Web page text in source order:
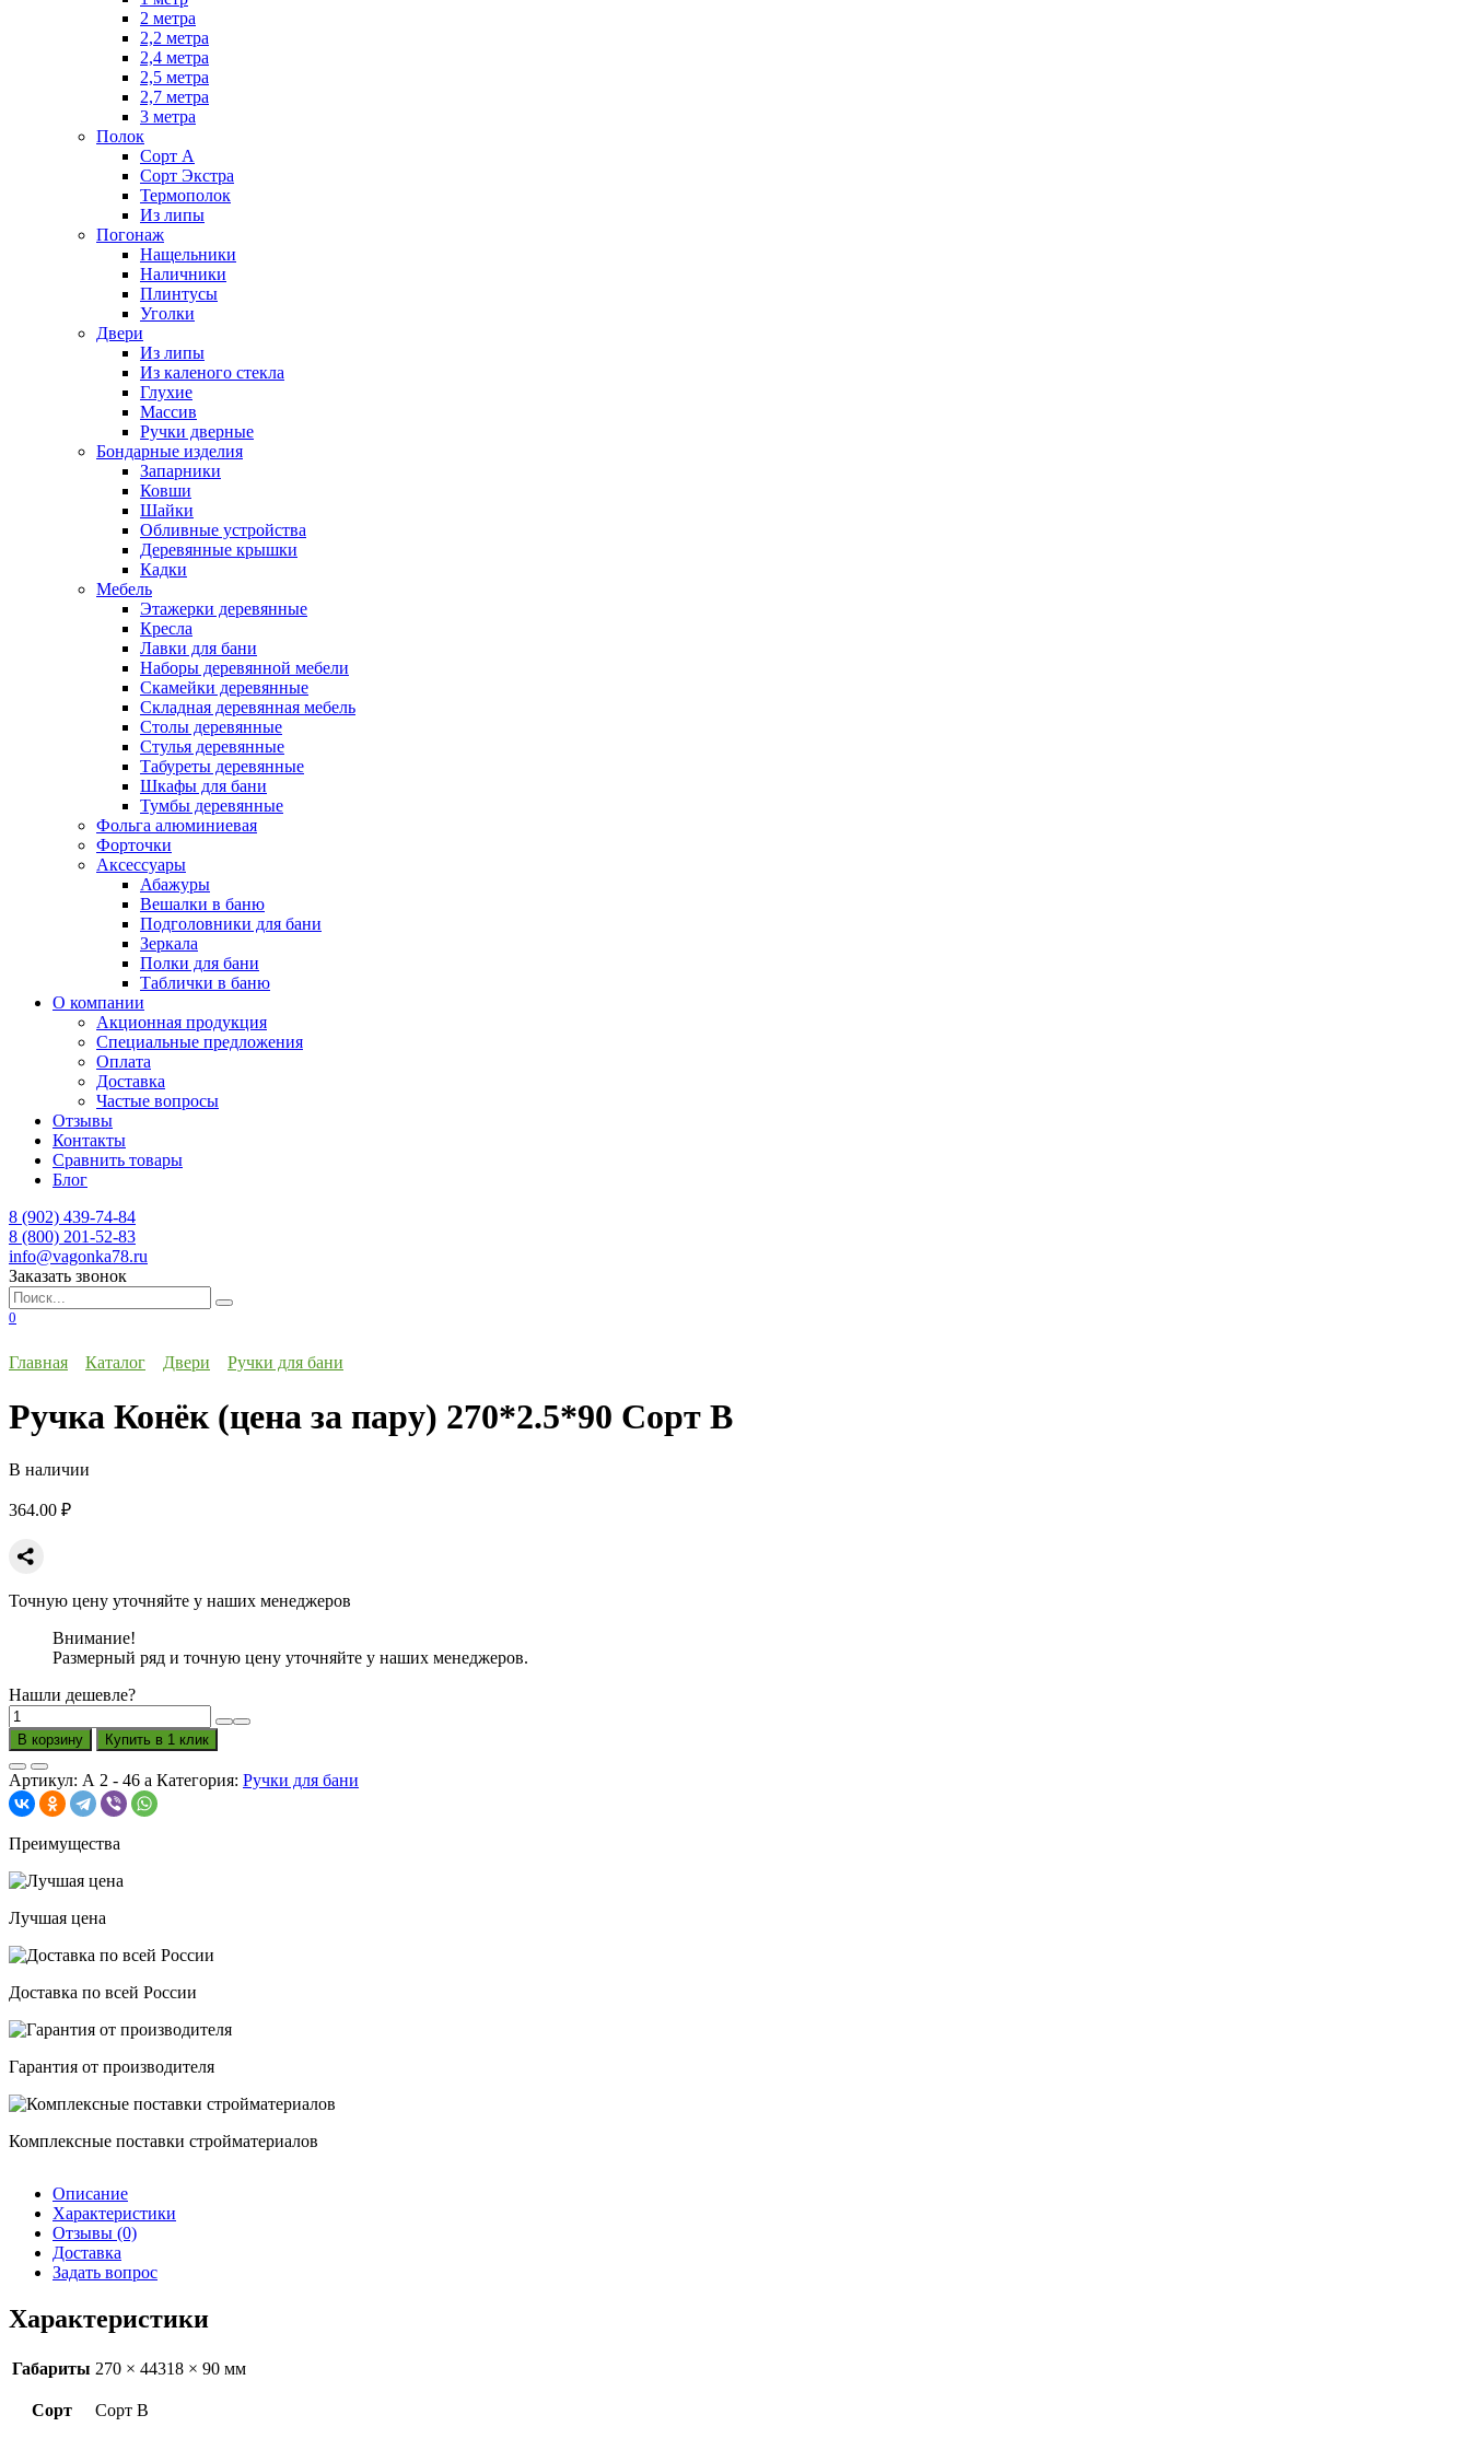
2 метра
2,2 метра
2,4 метра
2,5 метра
2,7 метра
3 метра
Полок
Сорт А
Сорт Экстра
Термополок
Из липы
Погонаж
Нащельники
Наличники
Плинтусы
Уголки
Двери
Из липы
Из каленого стекла
Глухие
Массив
Ручки дверные
Бондарные изделия
Запарники
Ковши
Шайки
Обливные устройства
Деревянные крышки
Кадки
Мебель
Этажерки деревянные
Кресла
Лавки для бани
Наборы деревянной мебели
Скамейки деревянные
Складная деревянная мебель
Столы деревянные
Стулья деревянные
Табуреты деревянные
Шкафы для бани
Тумбы деревянные
Фольга алюминиевая
Форточки
Аксессуары
Абажуры
Вешалки в баню
Подголовники для бани
Зеркала
Полки для бани
Таблички в баню
О компании
Акционная продукция
Специальные предложения
Оплата
Доставка
Частые вопросы
Отзывы
Контакты
Сравнить товары
Блог
8 (902) 439-74-84
8 (800) 201-52-83
info@vagonka78.ru
Заказать звонок
Искать:
0
Главная Каталог Двери Ручки для бани
Ручка Конёк (цена за пару) 270*2.5*90 Сорт В
В наличии
364.00 ₽
Точную цену уточняйте у наших менеджеров
Внимание!
Размерный ряд и точную цену уточняйте у наших менеджеров.
Нашли дешевле?
Количество
товара
Ручка
Конёк
(цена
за
270*2.5*90
Сорт
В
В корзину Купить в 1 клик
Артикул: А 2 - 46 а Категория: Ручки для бани
Преимущества
Лучшая цена
Доставка по всей России
Гарантия от производителя
Комплексные поставки стройматериалов
Описание
Характеристики
Отзывы (0)
Доставка
Задать вопрос
Характеристики
Габариты 270 × 44318 × 90 мм
Сорт Сорт В